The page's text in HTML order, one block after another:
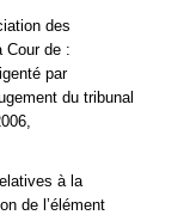
des
Cour de :
par
du tribunal
à la
de l’élément